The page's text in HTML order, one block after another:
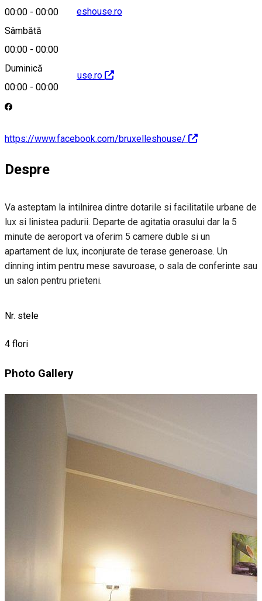
00:00 - 00:00
Sâmbătă
00:00 - 00:00
Duminică
00:00 - 00:00
rezervari@bruxelleshouse.ro
http://bruxelleshouse.ro
https://www.facebook.com/bruxelleshouse/
Despre
Va asteptam la intilnirea dintre dotarile si facilitatile urbane de
lux si linistea padurii. Departe de agitatia orasului dar la 5
minute de aeroport va oferim 5 camere duble si un
apartament de lux, inconjurate de terase generoase. Un
dinning intim pentru mese savuroase, o sala de conferinte sau
un salon pentru prieteni.
Nr. stele
4 flori
Photo Gallery